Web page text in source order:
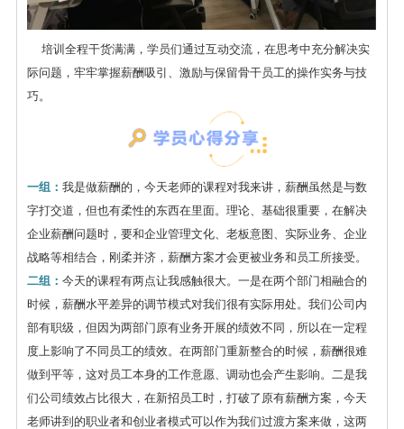
培训全程干货满满，学员们通过互动交流，在思考中充分解决实
际问题，牢牢掌握薪酬吸引、激励与保留骨干员工的操作实务与技
巧。
一组： 我是做薪酬的，今天老师的课程对我来讲，薪酬虽然是与数
字打交道，但也有柔性的东西在里面。理论、基础很重要，在解决
企业薪酬问题时，要和企业管理文化、老板意图、实际业务、企业
战略等相结合，刚柔并济，薪酬方案才会更被业务和员工所接受。
二组： 今天的课程有两点让我感触很大。一是在两个部门相融合的
时候，薪酬水平差异的调节模式对我们很有实际用处。我们公司内
部有职级，但因为两部门原有业务开展的绩效不同，所以在一定程
度上影响了不同员工的绩效。在两部门重新整合的时候，薪酬很难
做到平等，这对员工本身的工作意愿、调动也会产生影响。二是我
们公司绩效占比很大，在新招员工时，打破了原有薪酬方案，今天
老师讲到的职业者和创业者模式可以作为我们过渡方案来做，这两